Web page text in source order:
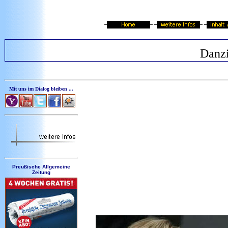
Mit uns im Dialog bleiben ...
Preußische Allgemeine
Zeitung